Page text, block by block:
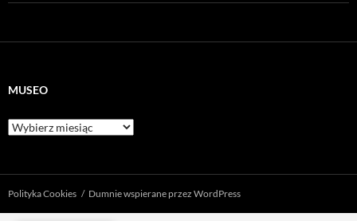
MUSEO
Museo
Polityka Cookies Dumnie wspierane przez WordPress